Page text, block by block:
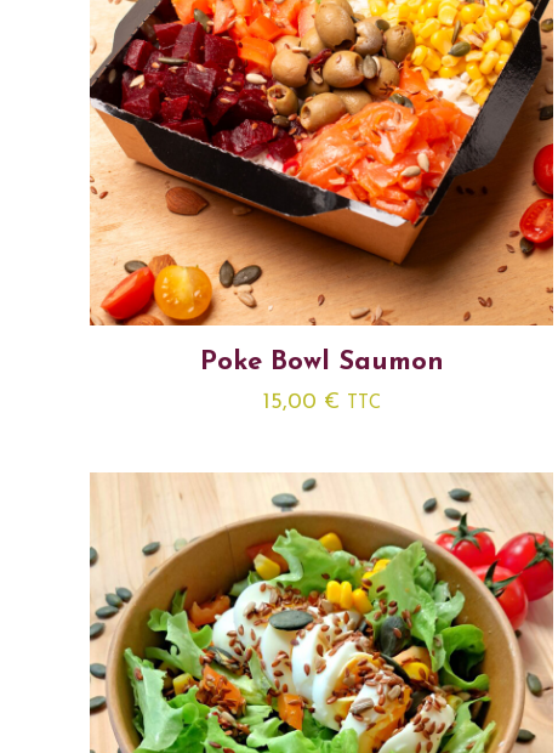
Poke Bowl Saumon
15,00 € TTC